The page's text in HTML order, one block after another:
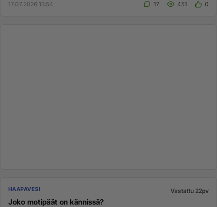
17.07.2026 13:54 17 451 0
HAAPAVESI Vastattu 22pv
Joko motipäät on kännissä?